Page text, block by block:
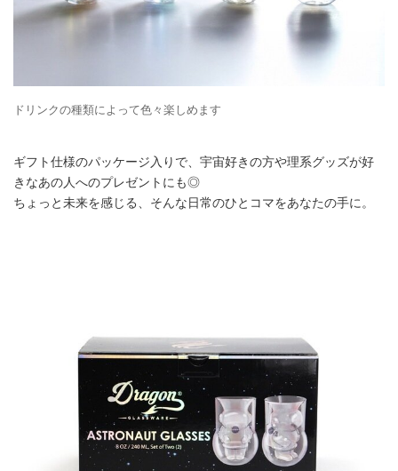
ドリンクの種類によって色々楽しめます
ギフト仕様のパッケージ入りで、宇宙好きの方や理系グッズが好
きなあの人へのプレゼントにも◎
ちょっと未来を感じる、そんな日常のひとコマをあなたの手に。